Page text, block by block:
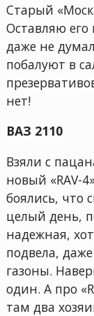
Старый
Оставляю
даже не
побалуют в
нет!
ВАЗ 2110
Взяли с
новый «RAV-
боялись, что
целый день,
надежная,
подвела,
газоны.
один. А про
там два